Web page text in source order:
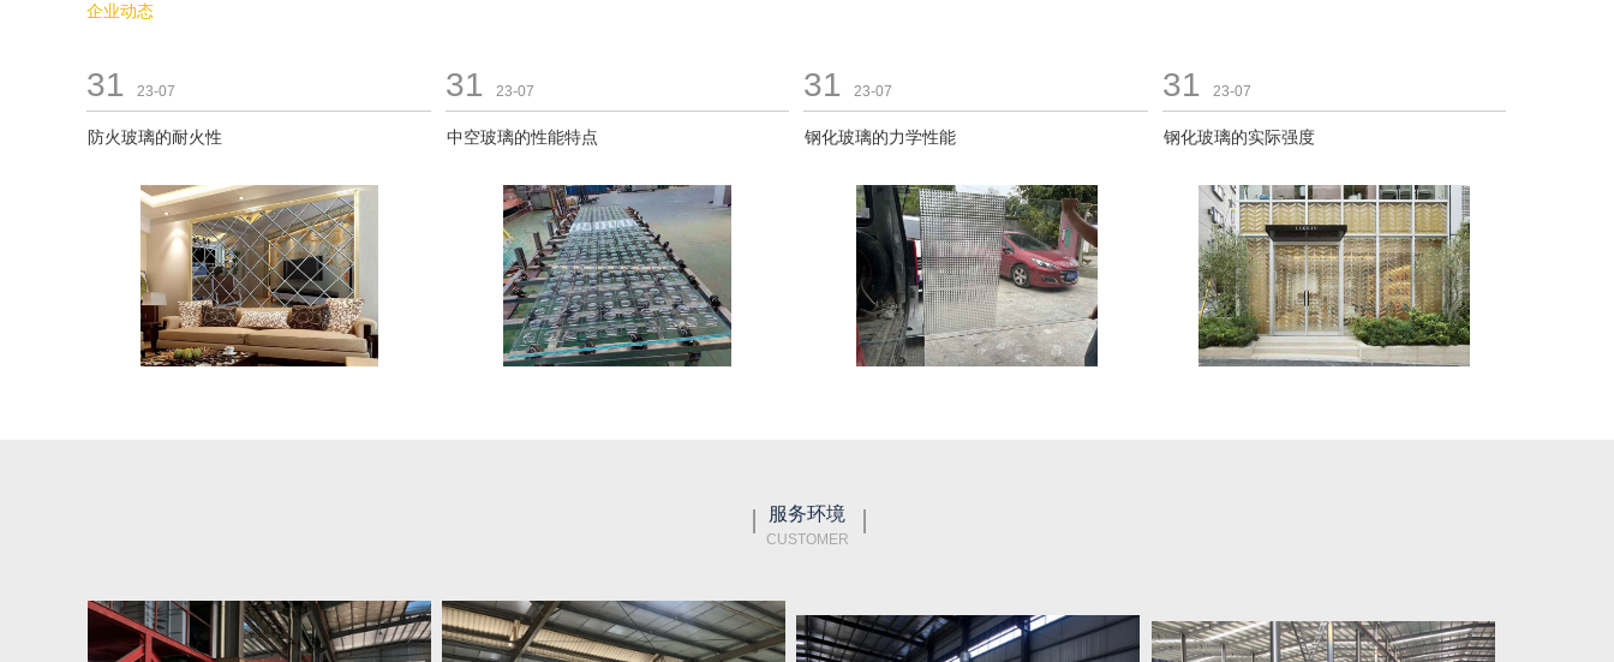
企业动态
31 23-07
防火玻璃的耐火性
31 23-07
中空玻璃的性能特点
31 23-07
钢化玻璃的力学性能
31 23-07
钢化玻璃的实际强度
服务环境
CUSTOMER